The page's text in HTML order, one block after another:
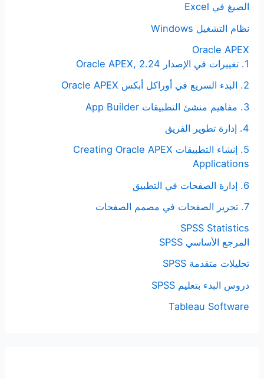
الصيغ في Excel
نظام التشغيل Windows
Oracle APEX
1. تغييرات في الإصدار Oracle APEX, 2.24
2. البدء السريع في أوراكل أبكس Oracle APEX
3. مفاهيم منشئ التطبيقات App Builder
4. إدارة تطوير الفريق
5. إنشاء التطبيقات Creating Oracle APEX
Applications
6. إدارة الصفحات في التطبيق
7. تحرير الصفحات في مصمم الصفحات
SPSS Statistics
المرجع الأساسي SPSS
تحليلات متقدمة SPSS
دروس البدء بتعليم SPSS
Tableau Software